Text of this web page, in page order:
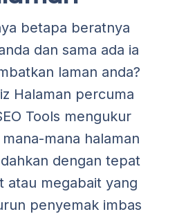
betapa beratnya
dan sama ada ia
laman anda?
Halaman percuma
Tools mengukur
mana halaman
dengan tepat
atau megabait yang
penyemak imbas